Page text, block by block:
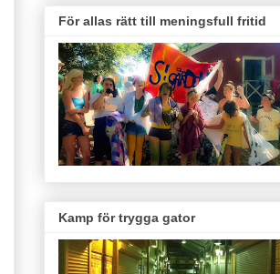
För allas rätt till meningsfull fritid
Kamp för trygga gator